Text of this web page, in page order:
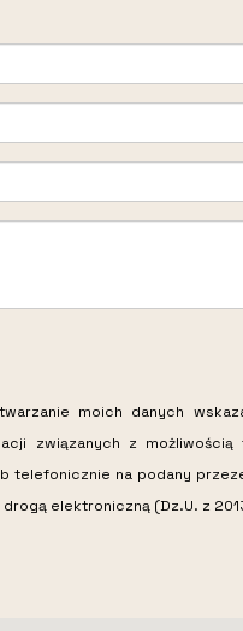
moich danych
związanych z
telefonicznie na podany
elektroniczną (Dz.U. z